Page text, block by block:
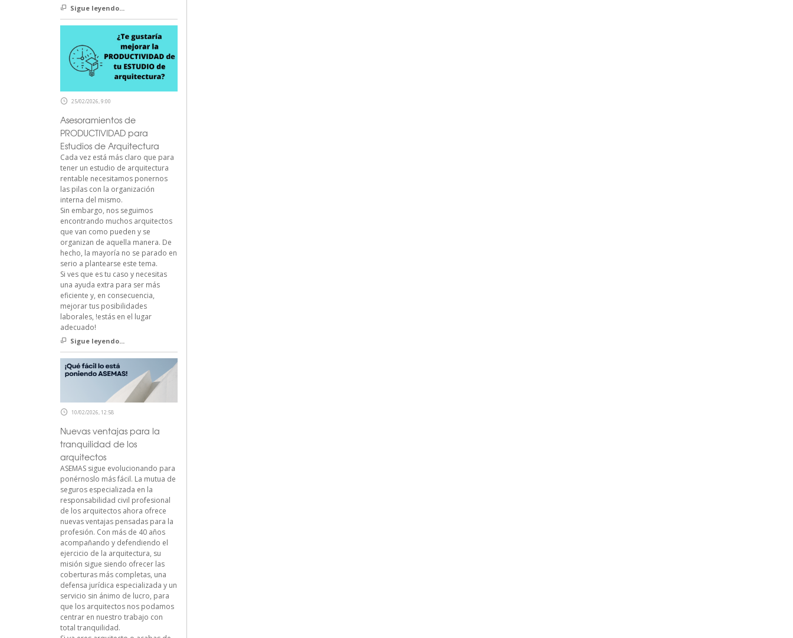
Sigue leyendo...
25/02/2026, 9:00
Asesoramientos de
PRODUCTIVIDAD para
Estudios de Arquitectura
Cada vez está más claro que para
tener un estudio de arquitectura
rentable necesitamos ponernos
las pilas con la organización
interna del mismo.
Sin embargo, nos seguimos
encontrando muchos arquitectos
que van como pueden y se
organizan de aquella manera. De
hecho, la mayoría no se parado en
serio a plantearse este tema.
Si ves que es tu caso y necesitas
una ayuda extra para ser más
eficiente y, en consecuencia,
mejorar tus posibilidades
laborales, !estás en el lugar
adecuado!
Sigue leyendo...
10/02/2026, 12:58
Nuevas ventajas para la
tranquilidad de los
arquitectos
ASEMAS sigue evolucionando para
ponérnoslo más fácil. La mutua de
seguros especializada en la
responsabilidad civil profesional
de los arquitectos ahora ofrece
nuevas ventajas pensadas para la
profesión. Con más de 40 años
acompañando y defendiendo el
ejercicio de la arquitectura, su
misión sigue siendo ofrecer las
coberturas más completas, una
defensa jurídica especializada y un
servicio sin ánimo de lucro, para
que los arquitectos nos podamos
centrar en nuestro trabajo con
total tranquilidad.